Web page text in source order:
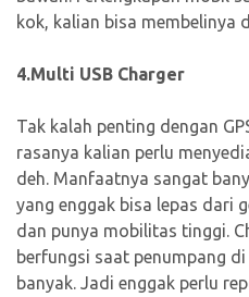
kok, kalian bisa membelinya
4.Multi USB Charger
Tak kalah penting dengan
rasanya kalian perlu
deh. Manfaatnya sangat
yang enggak bisa lepas dari
dan punya mobilitas tinggi.
berfungsi saat penumpang
banyak. Jadi enggak perlu